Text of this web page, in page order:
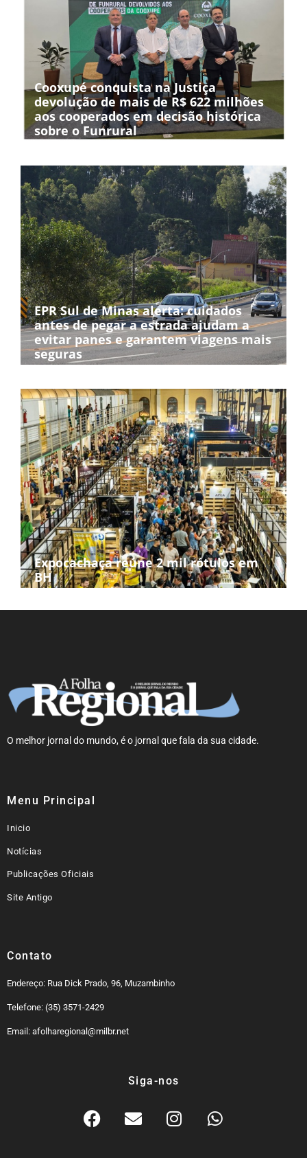
Cooxupé conquista na Justiça
devolução de mais de R$ 622 milhões
aos cooperados em decisão histórica
sobre o Funrural
EPR Sul de Minas alerta: cuidados
antes de pegar a estrada ajudam a
evitar panes e garantem viagens mais
seguras
Expocachaça reúne 2 mil rótulos em
BH
O melhor jornal do mundo, é o jornal que fala da sua cidade.
Menu Principal
Inicio
Notícias
Publicações Oficiais
Site Antigo
Contato
Endereço: Rua Dick Prado, 96, Muzambinho
Telefone: (35) 3571-2429
Email: afolharegional@milbr.net
Siga-nos